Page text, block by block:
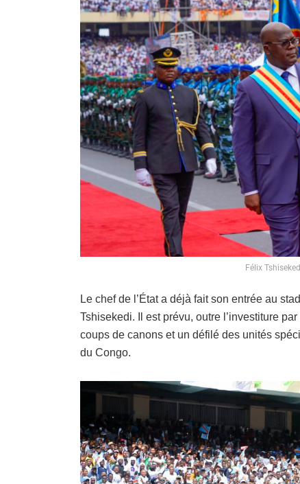
Félix
Le chef de l’État a déjà fait son entrée au
Tshisekedi. Il est prévu, outre l’investiture
coups de canons et un défilé des unités
du Congo.